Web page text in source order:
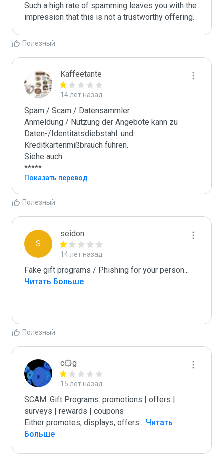
Such a high rate of spamming leaves you with the
impression that this is not a trustworthy offering.
Полезный
Kaffeetante
14 лет назад
Spam / Scam / Datensammler
Anmeldung / Nutzung der Angebote kann zu
Daten-/Identitätsdiebstahl. und
Kreditkartenmißbrauch führen.
Siehe auch:
*****
Показать перевод
Полезный
S
seidon
14 лет назад
Fake gift programs / Phishing for your person...
Читать Больше
Полезный
c۞g
15 лет назад
SCAM: Gift Programs: promotions | offers |
surveys | rewards | coupons
Either promotes, displays, offers... Читать
Больше